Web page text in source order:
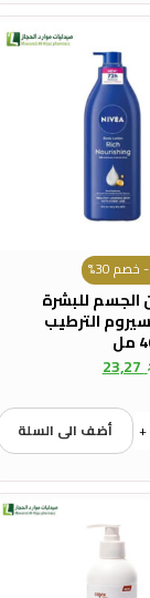
30%
الجسم للبشرة
الترطيب
23,27
+ أضف الى السلة